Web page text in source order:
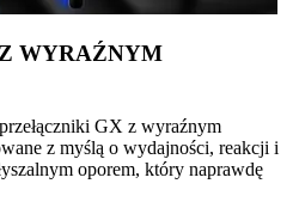
WYRAŹNYM
GX z wyraźnym
z myślą o wydajności, reakcji i
oporem, który naprawdę